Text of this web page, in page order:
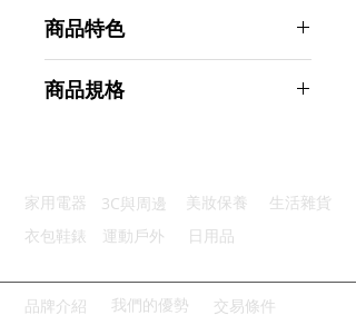
商品特色
弧形握感：人體工學手柄操作省力
商品規格
主要材質：塑膠
商品尺寸：14*10*2cm
產地名稱：中國大陸
代理商：亞桓有限公司
家用電器 3C與周邊 美妝保養
生活雜貨
衣包鞋錶
運動戶外 日用品
品牌介紹 我們的優勢 交易條件